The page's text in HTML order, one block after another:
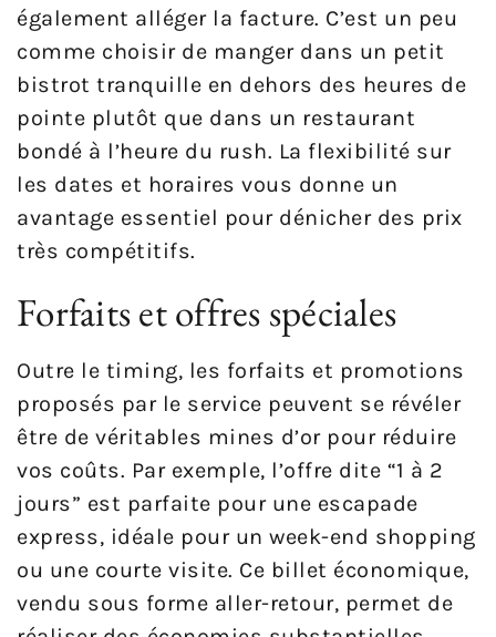
également alléger la facture. C’est un peu
comme choisir de manger dans un petit
bistrot tranquille en dehors des heures de
pointe plutôt que dans un restaurant
bondé à l’heure du rush. La flexibilité sur
les dates et horaires vous donne un
avantage essentiel pour dénicher des prix
très compétitifs.
Forfaits et offres spéciales
Outre le timing, les forfaits et promotions
proposés par le service peuvent se révéler
être de véritables mines d’or pour réduire
vos coûts. Par exemple, l’offre dite “1 à 2
jours” est parfaite pour une escapade
express, idéale pour un week-end shopping
ou une courte visite. Ce billet économique,
vendu sous forme aller-retour, permet de